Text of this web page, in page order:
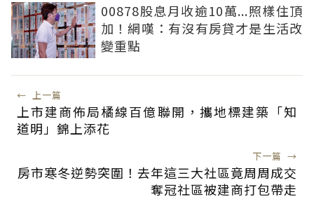
00878股息月收逾10萬...照樣住頂
加！網嘆：有沒有房貸才是生活改
變重點
← 上一篇
上市建商佈局橘線百億聯開，攜地標建築「知
道明」錦上添花
下一篇 →
房市寒冬逆勢突圍！去年這三大社區竟周周成交
奪冠社區被建商打包帶走